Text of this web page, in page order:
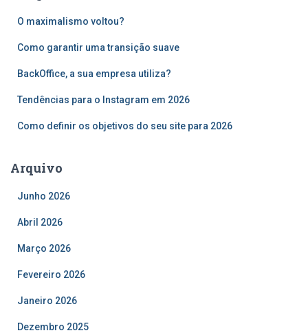
O maximalismo voltou?
Como garantir uma transição suave
BackOffice, a sua empresa utiliza?
Tendências para o Instagram em 2026
Como definir os objetivos do seu site para 2026
Arquivo
Junho 2026
Abril 2026
Março 2026
Fevereiro 2026
Janeiro 2026
Dezembro 2025